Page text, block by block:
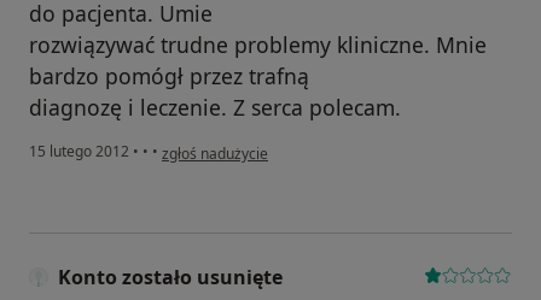
do pacjenta. Umie
rozwiązywać trudne problemy kliniczne. Mnie
bardzo pomógł przez trafną
diagnozę i leczenie. Z serca polecam.
15 lutego 2012 • • • w opinii użytkownika Konto zostało usunięte
zgłoś nadużycie
Konto zostało usunięte